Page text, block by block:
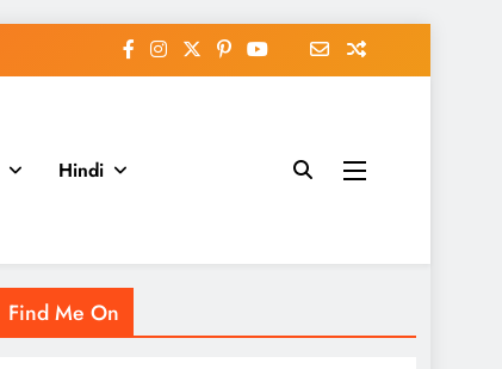
Hindi
Find Me On